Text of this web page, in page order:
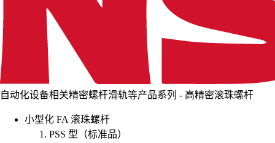
自动化设备相关精密螺杆滑轨等产品系列 - 高精密滚珠螺杆
小型化 FA 滚珠螺杆
PSS 型（标准品）